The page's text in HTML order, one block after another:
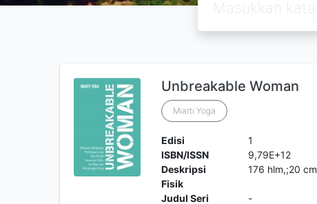
Unbreakable Woman
Miarti Yoga
Edisi
1
ISBN/ISSN
9,79E+12
Deskripsi
Fisik
176 hlm,;20 cm
Judul Seri -